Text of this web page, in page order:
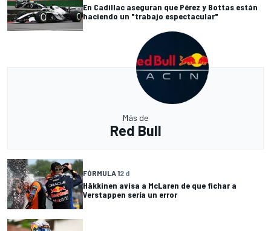
En Cadillac aseguran que Pérez y Bottas están
haciendo un "trabajo espectacular"
Más de
Red Bull
FÓRMULA 12 d
Häkkinen avisa a McLaren de que fichar a
Verstappen sería un error